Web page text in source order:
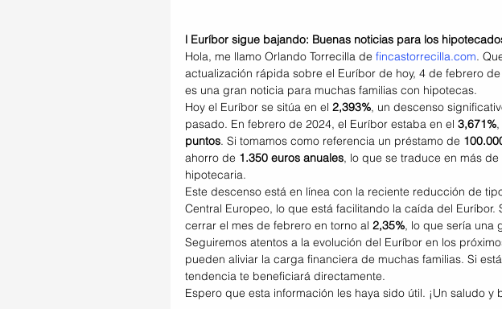
l Euríbor sigue bajando: Buenas noticias para los
Hola, me llamo Orlando Torrecilla de fincastorrecilla.com.
actualización rápida sobre el Euríbor de hoy, 4 de febrero
es una gran noticia para muchas familias con hipotecas.
Hoy el Euríbor se sitúa en el 2,393%, un descenso
pasado. En febrero de 2024, el Euríbor estaba en el 3,671%
puntos. Si tomamos como referencia un préstamo de
ahorro de 1.350 euros anuales, lo que se traduce en más de
hipotecaria.
Este descenso está en línea con la reciente reducción de
Central Europeo, lo que está facilitando la caída del
cerrar el mes de febrero en torno al 2,35%, lo que sería una
Seguiremos atentos a la evolución del Euríbor en los
pueden aliviar la carga financiera de muchas familias. Si
tendencia te beneficiará directamente.
Espero que esta información les haya sido útil. ¡Un saludo y